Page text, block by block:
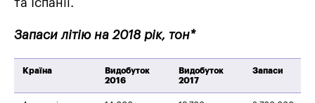
та Іспанії.
Запаси літію на 2018 рік, тон*
Країна
Видобуток
2016
Видобуток
2017
Запаси